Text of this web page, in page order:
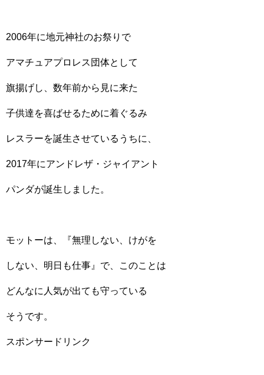
2006年に地元神社のお祭りで
アマチュアプロレス団体として
旗揚げし、数年前から見に来た
子供達を喜ばせるために着ぐるみ
レスラーを誕生させているうちに、
2017年にアンドレザ・ジャイアント
パンダが誕生しました。
モットーは、『無理しない、けがを
しない、明日も仕事』で、このことは
どんなに人気が出ても守っている
そうです。
スポンサードリンク